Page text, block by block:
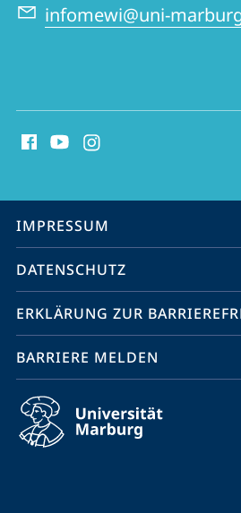
infomewi@uni-
Media
Service-
Navigation
IMPRESSUM
DATENSCHUTZ
ERKLÄRUNG ZUR
BARRIERE MELDEN